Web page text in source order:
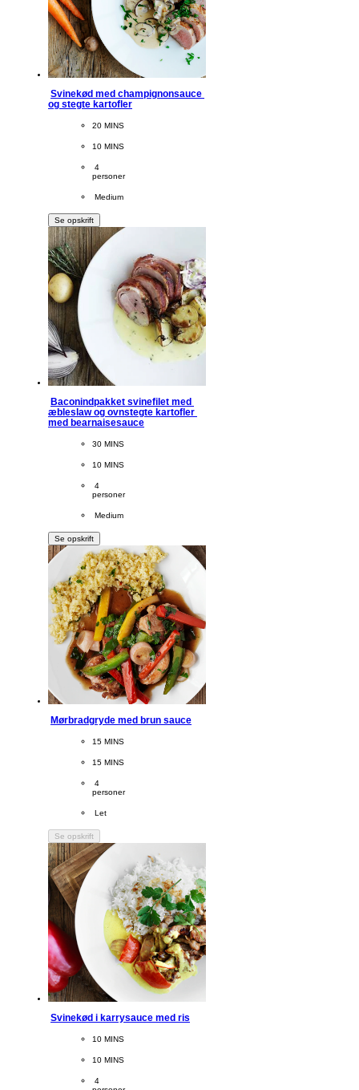
Svinekød med champignonsauce
og stegte kartofler
CookingTime
20 MINS
PreparationTime
10 MINS
Servings
4
personer
Difficulty
Medium
Se opskrift
Baconindpakket svinefilet med
æbleslaw og ovnstegte kartofler
med bearnaisesauce
CookingTime
30 MINS
PreparationTime
10 MINS
Servings
4
personer
Difficulty
Medium
Se opskrift
Mørbradgryde med brun sauce
CookingTime
15 MINS
PreparationTime
15 MINS
Servings
4
personer
Difficulty
Let
Se opskrift
Svinekød i karrysauce med ris
CookingTime
10 MINS
PreparationTime
10 MINS
Servings
4